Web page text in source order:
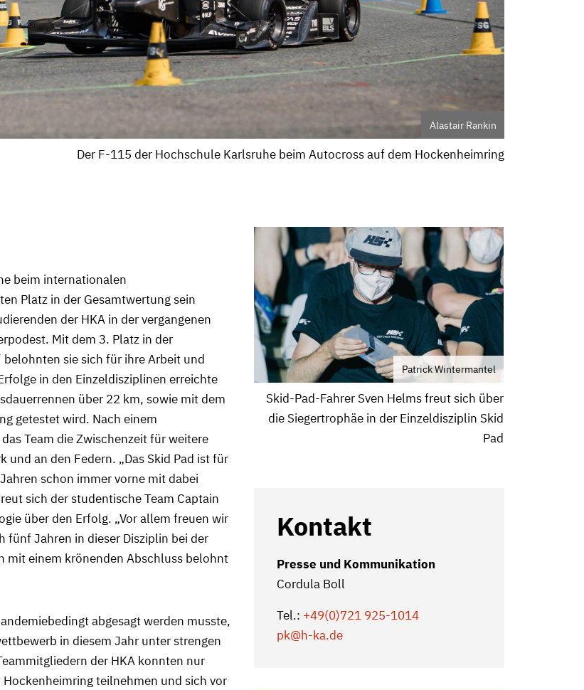
Alastair Rankin
Der F-115 der Hochschule Karlsruhe beim Autocross auf dem Hockenheimring
beim internationalen
Platz in der Gesamtwertung sein
der HKA in der vergangenen
Mit dem 3. Platz in der
belohnten sie sich für ihre Arbeit und
in den Einzeldisziplinen erreichte
über 22 km, sowie mit dem
getestet wird. Nach einem
Team die Zwischenzeit für weitere
an den Federn. „Das Skid Pad ist für
schon immer vorne mit dabei
sich der studentische Team Captain
über den Erfolg. „Vor allem freuen wir
fünf Jahren in dieser Disziplin bei der
mit einem krönenden Abschluss belohnt
abgesagt werden musste,
in diesem Jahr unter strengen
der HKA konnten nur
teilnehmen und sich vor
Patrick Wintermantel
Skid-Pad-Fahrer Sven Helms freut sich über
die Siegertrophäe in der Einzeldisziplin Skid
Pad
Kontakt
Presse und Kommunikation
Cordula Boll
Tel.: +49(0)721 925-1014
pk@h-ka.de